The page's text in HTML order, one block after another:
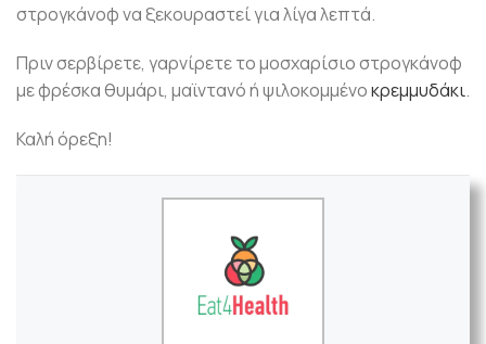
στρογκάνοφ να ξεκουραστεί για λίγα λεπτά.
Πριν σερβίρετε, γαρνίρετε το μοσχαρίσιο στρογκάνοφ
με φρέσκα θυμάρι, μαϊντανό ή ψιλοκομμένοκρεμμυδάκι.
Καλή όρεξη!